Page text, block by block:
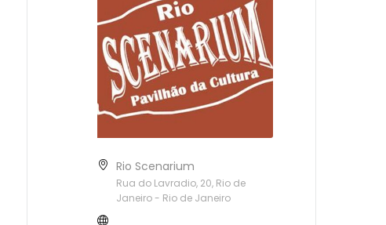
Rio Scenarium
Rua do Lavradio, 20, Rio de
Janeiro - Rio de Janeiro